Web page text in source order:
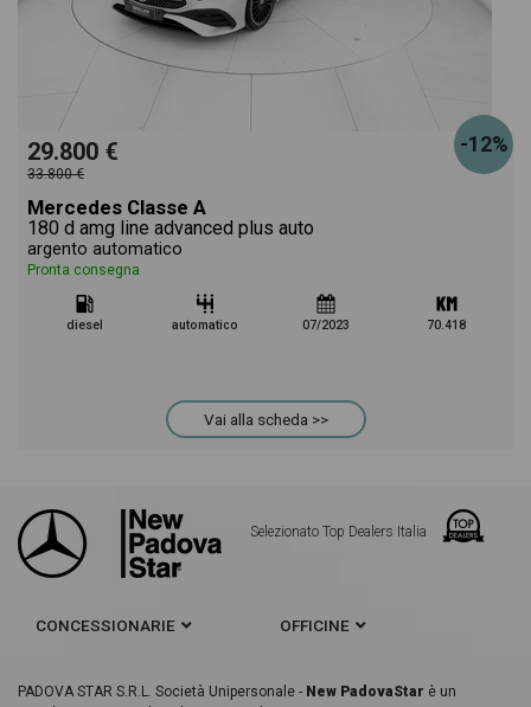
-12%
29.800 €
33.800 €
Mercedes Classe A
180 d amg line advanced plus auto
argento automatico
Pronta consegna
diesel automatico 07/2023 70.418
Vai alla scheda >>
Selezionato Top Dealers Italia
CONCESSIONARIE OFFICINE
PADOVA STAR S.R.L. Società Unipersonale - New PadovaStar è un